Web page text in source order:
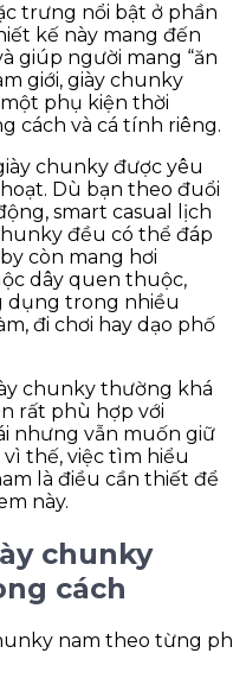
trưng nổi bật ở phần
kế này mang đến
giúp người mang “ăn
giới, giày chunky
phụ kiện thời
cách và cá tính riêng.
chunky được yêu
Dù bạn theo đuổi
smart casual lịch
đều có thể đáp
còn mang hơi
dây quen thuộc,
dụng trong nhiều
đi chơi hay dạo phố
chunky thường khá
rất phù hợp với
nhưng vẫn muốn giữ
thế, việc tìm hiểu
là điều cần thiết để
này.
chunky
cách